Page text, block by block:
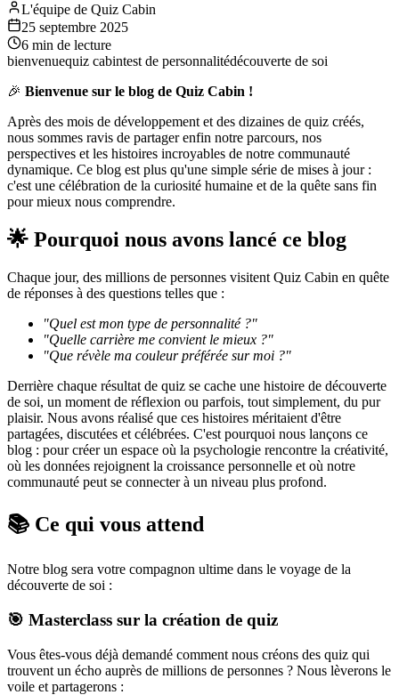
L'équipe de Quiz Cabin
25 septembre 2025
6 min de lecture
bienvenuequiz cabintest de personnalitédécouverte de soi
🎉 Bienvenue sur le blog de Quiz Cabin !
Après des mois de développement et des dizaines de quiz créés,
nous sommes ravis de partager enfin notre parcours, nos
perspectives et les histoires incroyables de notre communauté
dynamique. Ce blog est plus qu'une simple série de mises à jour :
c'est une célébration de la curiosité humaine et de la quête sans fin
pour mieux nous comprendre.
🌟 Pourquoi nous avons lancé ce blog
Chaque jour, des millions de personnes visitent Quiz Cabin en quête
de réponses à des questions telles que :
"Quel est mon type de personnalité ?"
"Quelle carrière me convient le mieux ?"
"Que révèle ma couleur préférée sur moi ?"
Derrière chaque résultat de quiz se cache une histoire de découverte
de soi, un moment de réflexion ou parfois, tout simplement, du pur
plaisir. Nous avons réalisé que ces histoires méritaient d'être
partagées, discutées et célébrées. C'est pourquoi nous lançons ce
blog : pour créer un espace où la psychologie rencontre la créativité,
où les données rejoignent la croissance personnelle et où notre
communauté peut se connecter à un niveau plus profond.
📚 Ce qui vous attend
Notre blog sera votre compagnon ultime dans le voyage de la
découverte de soi :
🎯 Masterclass sur la création de quiz
Vous êtes-vous déjà demandé comment nous créons des quiz qui
trouvent un écho auprès de millions de personnes ? Nous lèverons le
voile et partagerons :